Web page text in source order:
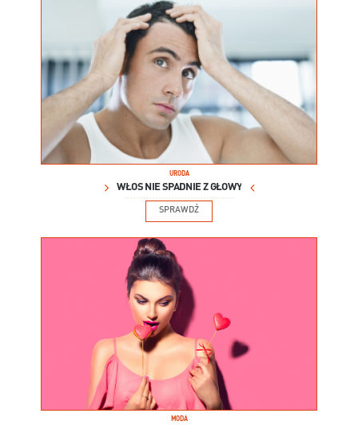
URODA
WŁOS NIE SPADNIE Z GŁOWY
SPRAWDŹ
MODA